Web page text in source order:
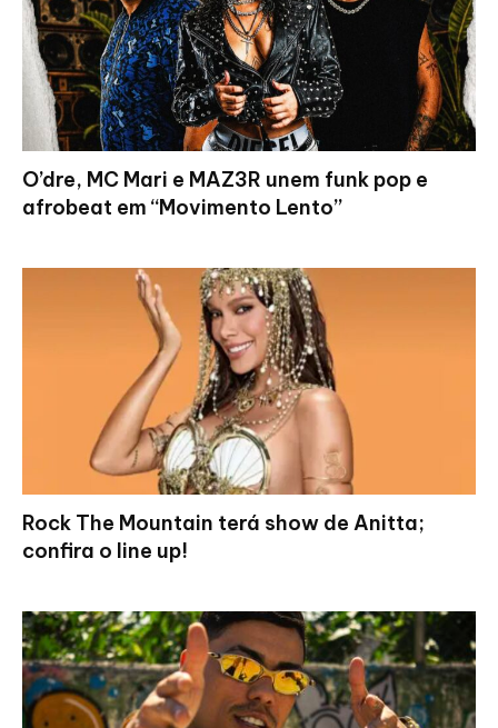
O’dre, MC Mari e MAZ3R unem funk pop e
afrobeat em “Movimento Lento”
Rock The Mountain terá show de Anitta;
confira o line up!